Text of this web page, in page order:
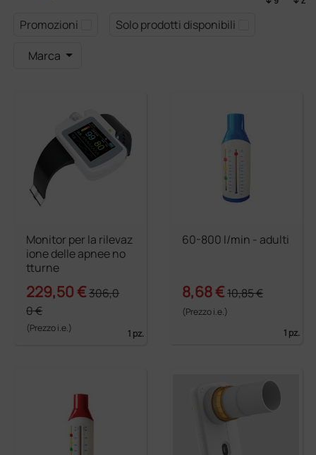
Promozioni
Solo prodotti disponibili
Marca
Monitor per la rilevaz
ione delle apnee no
tturne
229,50 €306,0
0 €
(Prezzo i.e.) 1 pz.
60-800 l/min - adulti
8,68 €10,85 €
(Prezzo i.e.)
1 pz.